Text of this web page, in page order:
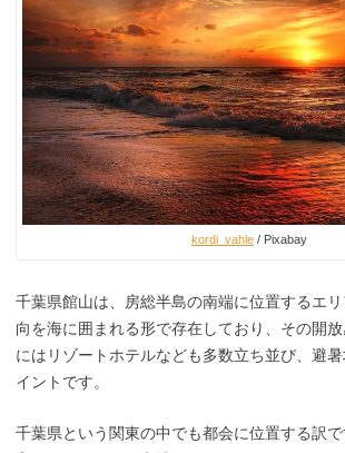
kordi_vahle / Pixabay
千葉県館山は、房総半島の南端に位置するエ
向を海に囲まれる形で存在しており、その開
にはリゾートホテルなども多数立ち並び、避
イントです。
千葉県という関東の中でも都会に位置する訳